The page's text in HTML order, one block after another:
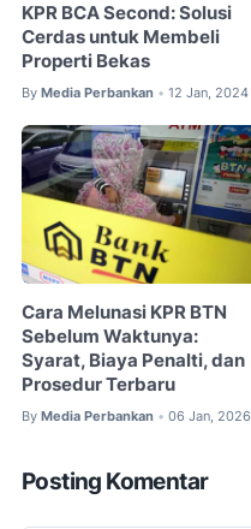
KPR BCA Second: Solusi
Cerdas untuk Membeli
Properti Bekas
By Media Perbankan • 12 Jan, 2024
Cara Melunasi KPR BTN
Sebelum Waktunya:
Syarat, Biaya Penalti, dan
Prosedur Terbaru
By Media Perbankan • 06 Jan, 2026
Posting Komentar